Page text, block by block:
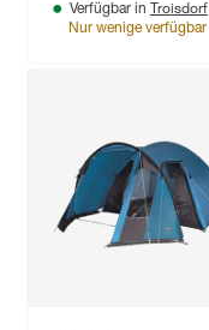
Verfügbar in Troisdorf
Nur wenige verfügbar